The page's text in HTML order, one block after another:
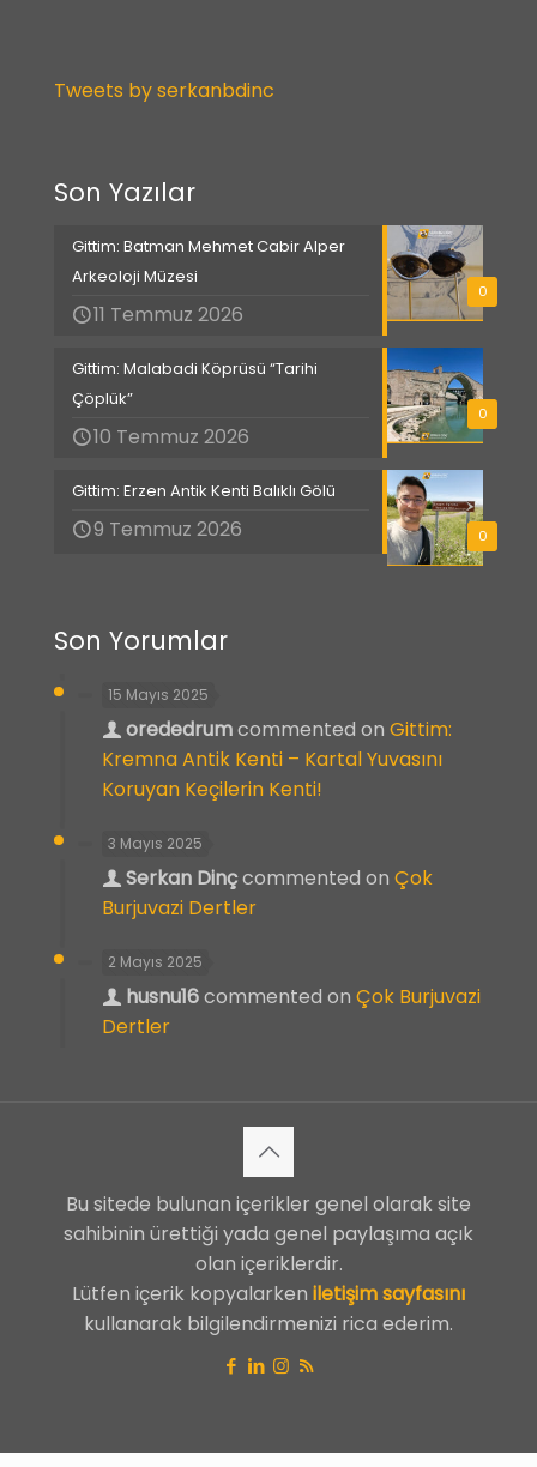
Tweets by serkanbdinc
Son Yazılar
0
Gittim: Batman Mehmet Cabir Alper
Arkeoloji Müzesi
11 Temmuz 2026
0
Gittim: Malabadi Köprüsü “Tarihi
Çöplük”
10 Temmuz 2026
0
Gittim: Erzen Antik Kenti Balıklı Gölü
9 Temmuz 2026
Son Yorumlar
15 Mayıs 2025
orededrumcommented on Gittim:
Kremna Antik Kenti – Kartal Yuvasını
Koruyan Keçilerin Kenti!
3 Mayıs 2025
Serkan Dinçcommented on Çok
Burjuvazi Dertler
2 Mayıs 2025
husnu16commented on Çok Burjuvazi
Dertler
Bu sitede bulunan içerikler genel olarak site
sahibinin ürettiği yada genel paylaşıma açık
olan içeriklerdir.
Lütfen içerik kopyalarken iletişim sayfasını
kullanarak bilgilendirmenizi rica ederim.